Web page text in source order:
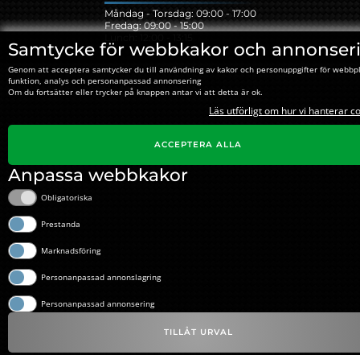
Samtycke för webbkakor och
Genom att acceptera samtycker du till användning av kakor och personuppgifter för
funktion, analys och personanpassad annonsering
Om du fortsätter eller trycker på knappen antar vi att detta är ok.
Läs utförligt om hur vi hanterar
ACCEPTERA ALLA
Anpassa webbkakor
Obligatoriska
Prestanda
Marknadsföring
Personanpassad annonslagring
Personanpassad annonsering
TILLÅT URVAL
Måndag - Torsdag: 09:00 - 17:00
Fredag: 09:00 - 15:00